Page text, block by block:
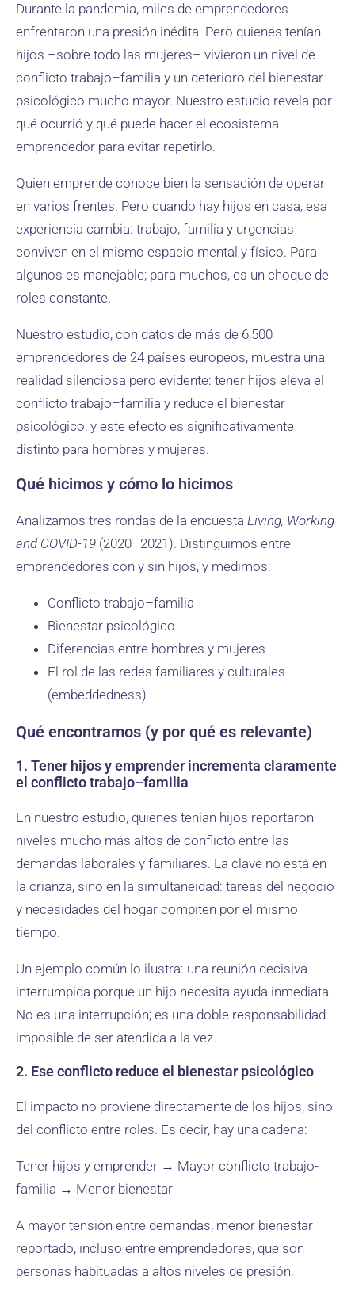
Durante la pandemia, miles de emprendedores
enfrentaron una presión inédita. Pero quienes tenían
hijos –sobre todo las mujeres– vivieron un nivel de
conflicto trabajo–familia y un deterioro del bienestar
psicológico mucho mayor. Nuestro estudio revela por
qué ocurrió y qué puede hacer el ecosistema
emprendedor para evitar repetirlo.
Quien emprende conoce bien la sensación de operar
en varios frentes. Pero cuando hay hijos en casa, esa
experiencia cambia: trabajo, familia y urgencias
conviven en el mismo espacio mental y físico. Para
algunos es manejable; para muchos, es un choque de
roles constante.
Nuestro estudio, con datos de más de 6,500
emprendedores de 24 países europeos, muestra una
realidad silenciosa pero evidente: tener hijos eleva el
conflicto trabajo–familia y reduce el bienestar
psicológico, y este efecto es significativamente
distinto para hombres y mujeres.
Qué hicimos y cómo lo hicimos
Analizamos tres rondas de la encuesta Living, Working
and COVID-19 (2020–2021). Distinguimos entre
emprendedores con y sin hijos, y medimos:
Conflicto trabajo–familia
Bienestar psicológico
Diferencias entre hombres y mujeres
El rol de las redes familiares y culturales
(embeddedness)
Qué encontramos (y por qué es relevante)
1. Tener hijos y emprender incrementa claramente
el conflicto trabajo–familia
En nuestro estudio, quienes tenían hijos reportaron
niveles mucho más altos de conflicto entre las
demandas laborales y familiares. La clave no está en
la crianza, sino en la simultaneidad: tareas del negocio
y necesidades del hogar compiten por el mismo
tiempo.
Un ejemplo común lo ilustra: una reunión decisiva
interrumpida porque un hijo necesita ayuda inmediata.
No es una interrupción; es una doble responsabilidad
imposible de ser atendida a la vez.
2. Ese conflicto reduce el bienestar psicológico
El impacto no proviene directamente de los hijos, sino
del conflicto entre roles. Es decir, hay una cadena:
Tener hijos y emprender → Mayor conflicto trabajo-
familia → Menor bienestar
A mayor tensión entre demandas, menor bienestar
reportado, incluso entre emprendedores, que son
personas habituadas a altos niveles de presión.